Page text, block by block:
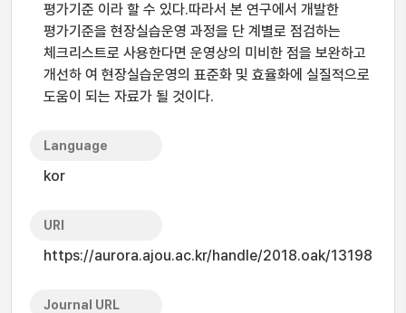
평가기준 이라 할 수 있다.따라서 본 연구에서 개발한
평가기준을 현장실습운영 과정을 단 계별로 점검하는
체크리스트로 사용한다면 운영상의 미비한 점을 보완하고
개선하 여 현장실습운영의 표준화 및 효율화에 실질적으로
도움이 되는 자료가 될 것이다.
Language
kor
URI
https://aurora.ajou.ac.kr/handle/2018.oak/13198
Journal URL